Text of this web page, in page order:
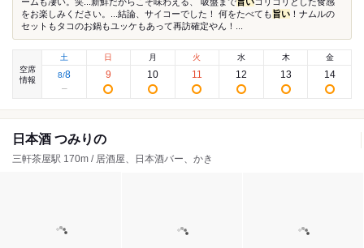
をお楽しみください。...結論、サイコーでした！ 何をたべても旨い ！ナムルの
セットもタコのお鍋もユッケもあって再訪確定やん！...
空席
情報
土
8/8
日
9
月
10
火
11
水
12
木
13
金
14
日本酒 つみりの
三軒茶屋駅 170m / 居酒屋、日本酒バー、かき